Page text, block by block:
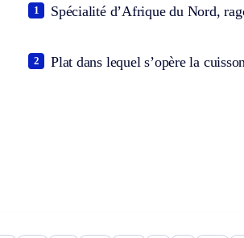
Spécialité d’Afrique du Nord,
1
Plat dans lequel s’opère la
2